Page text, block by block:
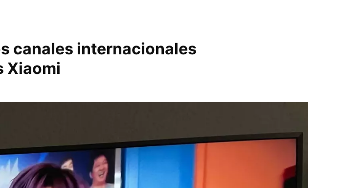
canales internacionales
Xiaomi